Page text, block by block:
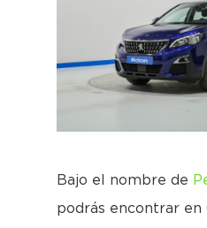
Bajo el nombre de
podrás encontrar en